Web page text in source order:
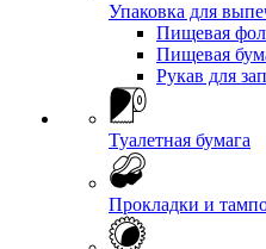
Упаковка для
Пищевая
Пищевая
Рукав для
Туалетная бумага
Прокладки и